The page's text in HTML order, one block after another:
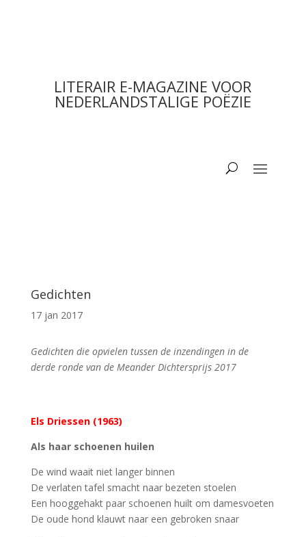
LITERAIR E-MAGAZINE VOOR
NEDERLANDSTALIGE POËZIE
Gedichten
17 jan 2017
Gedichten die opvielen tussen de inzendingen in de
derde ronde van de Meander Dichtersprijs 2017
Els Driessen (1963)
Als haar schoenen huilen
De wind waait niet langer binnen
De verlaten tafel smacht naar bezeten stoelen
Een hooggehakt paar schoenen huilt om damesvoeten
De oude hond klauwt naar een gebroken snaar